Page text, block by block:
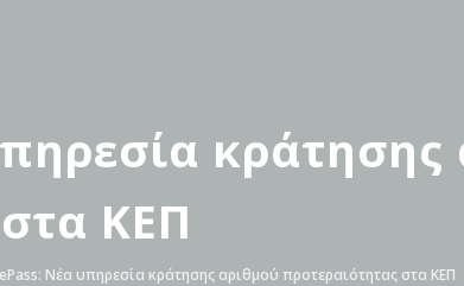
κράτησης
ΚΕΠ
ePass: Νέα υπηρεσία κράτησης αριθμού προτεραιότητας στα ΚΕΠ